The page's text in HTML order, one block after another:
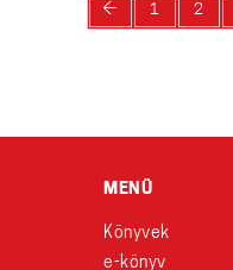
← 1 2
MENÜ
Könyvek
e-könyv